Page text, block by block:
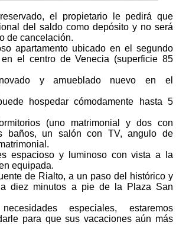
el propietario le pedirá que
del saldo como depósito y no será
de cancelación.
apartamento ubicado en el segundo
el centro de Venecia (superficie 85
y amueblado nuevo en el
hospedar cómodamente hasta 5
(uno matrimonial y dos con
baños, un salón con TV, angulo de
espacioso y luminoso con vista a la
equipada.
de Rialto, a un paso del histórico y
diez minutos a pie de la Plaza San
especiales, estaremos
para que sus vacaciones aún más